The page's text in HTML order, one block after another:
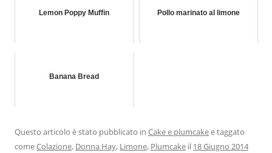
Lemon Poppy Muffin Pollo marinato al limone
Banana Bread
Questo articolo è stato pubblicato in Cake e plumcakee taggato
comeColazione, Donna Hay, Limone, Plumcake il 18 Giugno 2014